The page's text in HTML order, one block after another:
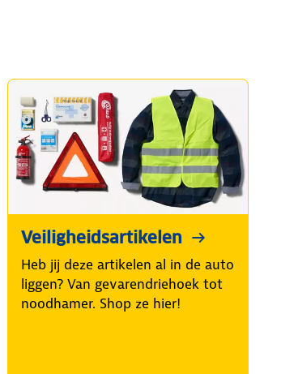
Veiligheidsartikelen
Heb jij deze artikelen al in de auto
liggen? Van gevarendriehoek tot
noodhamer. Shop ze hier!